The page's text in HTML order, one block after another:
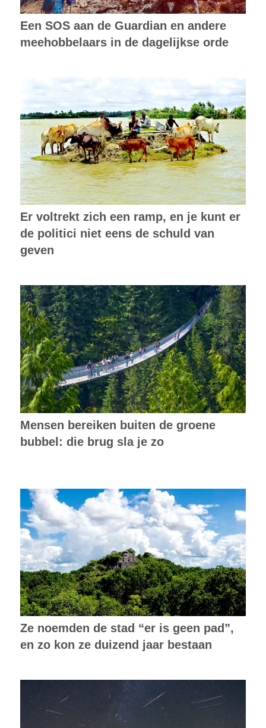
Een SOS aan de Guardian en andere
meehobbelaars in de dagelijkse orde
Er voltrekt zich een ramp, en je kunt er
de politici niet eens de schuld van
geven
Mensen bereiken buiten de groene
bubbel: die brug sla je zo
Ze noemden de stad “er is geen pad”,
en zo kon ze duizend jaar bestaan